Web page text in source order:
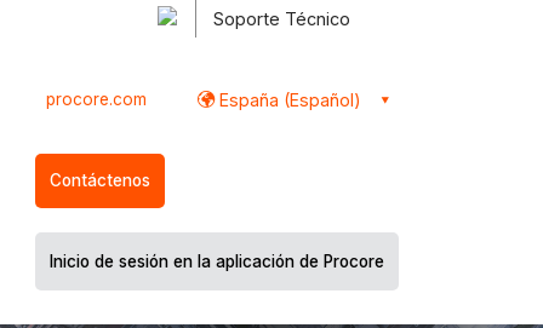
Soporte Técnico
procore.com España (Español)
Contáctenos
Inicio de sesión en la aplicación de Procore